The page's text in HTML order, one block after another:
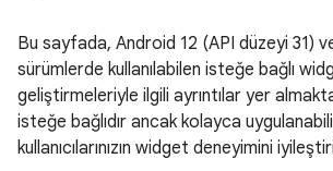
Bu sayfada, Android 12 (API düzeyi 31)
sürümlerde kullanılabilen isteğe bağlı
geliştirmeleriyle ilgili ayrıntılar yer
isteğe bağlıdır ancak kolayca
kullanıcılarınızın widget deneyimini